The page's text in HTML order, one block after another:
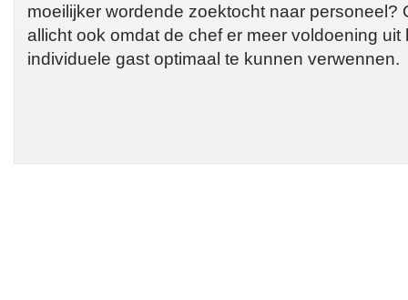
moeilijker wordende zoektocht naar personeel?
allicht ook omdat de chef er meer voldoening uit
individuele gast optimaal te kunnen verwennen.